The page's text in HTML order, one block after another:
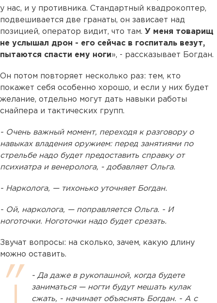
у нас, и у противника. Стандартный квадрокоптер,
подвешивается две гранаты, он зависает над
позицией, оператор видит, что там. У меня товарищ
не услышал дрон - его сейчас в госпиталь везут,
пытаются спасти ему ноги», - рассказывает Богдан.
Он потом повторяет несколько раз: тем, кто
покажет себя особенно хорошо, и если у них будет
желание, отдельно могут дать навыки работы
снайпера и тактических групп.
- Очень важный момент, переходя к разговору о
навыках владения оружием: перед занятиями по
стрельбе надо будет предоставить справку от
психиатра и венеролога, - добавляет Ольга.
- Нарколога, — тихонько уточняет Богдан.
- Ой, нарколога, — поправляется Ольга. - И
ноготочки. Ноготочки надо будет срезать.
Звучат вопросы: на сколько, зачем, какую длину
можно оставить.
- Да даже в рукопашной, когда будете
заниматься — ногти будут мешать кулак
сжать, - начинает объяснять Богдан. - А с